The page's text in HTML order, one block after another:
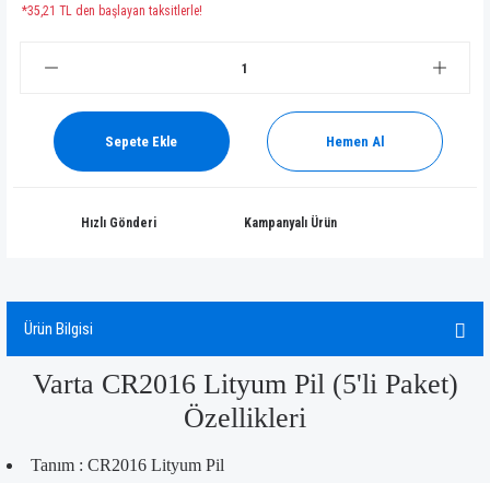
*35,21 TL den başlayan taksitlerle!
Sepete Ekle Hemen Al
Hızlı Gönderi Kampanyalı Ürün
Ürün Bilgisi
Varta CR2016 Lityum Pil (5'li Paket)
Özellikleri
Tanım : CR2016 Lityum Pil